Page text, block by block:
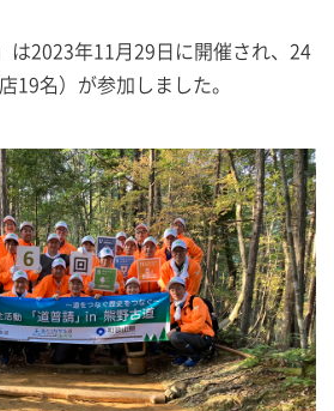
は2023年11月29日に開催され、24
19名）が参加しました。